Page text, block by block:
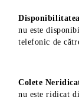
nu este
telefonic de
Colete
nu este ridicat